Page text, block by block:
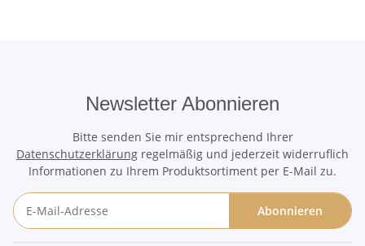
Newsletter Abonnieren
Bitte senden Sie mir entsprechend Ihrer
Datenschutzerklärung regelmäßig und jederzeit widerruflich
Informationen zu Ihrem Produktsortiment per E-Mail zu.
Abonnieren